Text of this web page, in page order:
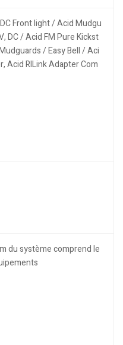
Front light / Acid Mudgu
DC / Acid FM Pure Kickst
/ Easy Bell / Aci
Acid RILink Adapter Com
du système comprend le